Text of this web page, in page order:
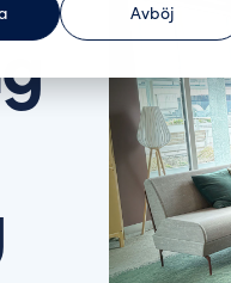
Avböj
Förändringsledning
Engagerade
data levande.
Social hållbarhet –
Utöver konkreta
underlag för
Webinar
Här hittar du våra
Benchmark Event
Allt om Benchmark